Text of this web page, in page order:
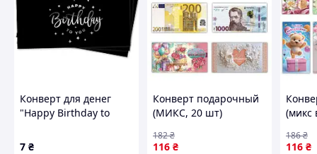
Конверт для денег
"Happy Birthday to
чёрном)
7 ₴
Конверт подарочный
(МИКС, 20 шт)
116 ₴
182₴
(микс
116 ₴
186₴